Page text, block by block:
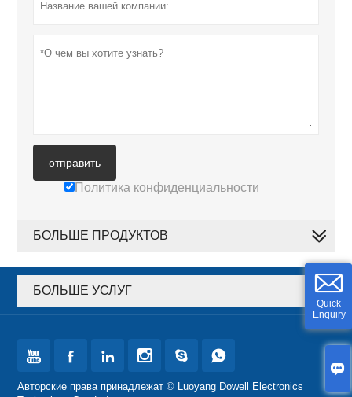

Quick
Enquiry
отправить
Политика конфиденциальности
БОЛЬШЕ ПРОДУКТОВ
БОЛЬШЕ УСЛУГ
     
Авторские права принадлежат © Luoyang Dowell Electronics